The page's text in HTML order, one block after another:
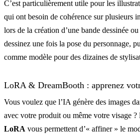
C’est particulièrement utile pour les
qui ont besoin de cohérence sur plusieurs
lors de la création d’une bande dessinée
dessinez une fois la pose du personnage,
comme modèle pour des dizaines de
LoRA & DreamBooth : apprenez
Vous voulez que l’IA génère des images
avec votre produit ou même votre visage ?
LoRA vous permettent d’« affiner » le